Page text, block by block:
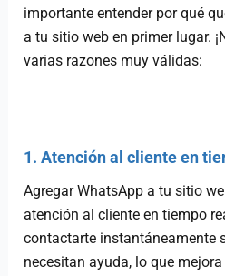
importante entender por qué
a tu sitio web en primer lugar.
varias razones muy válidas:
1. Atención al cliente en
Agregar WhatsApp a tu sitio
atención al cliente en tiempo
contactarte instantáneamente
necesitan ayuda, lo que